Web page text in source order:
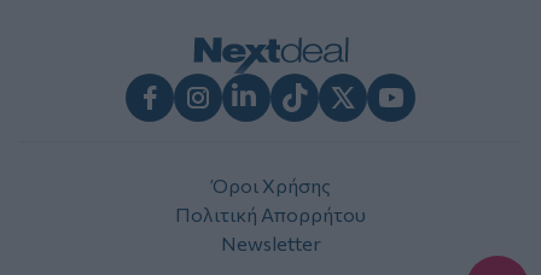
Όροι Χρήσης
Πολιτική Απορρήτου
Newsletter